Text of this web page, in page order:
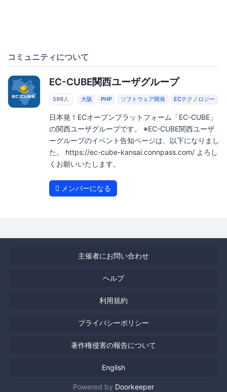
コミュニティについて
EC-CUBE関西ユーザグループ
599人 大阪 PHP ソフトウェア開発 ECテクノロジー
日本発！ECオープンプラットフォーム「EC-CUBE」
の関西ユーザグループです。 ※EC-CUBE関西ユーザ
ーグループのイベント告知ページは、以下になりまし
た。 https://ec-cube-kansai.connpass.com/ よろし
くお願いいたします。
メンバーになる
主催者にお問い合わせ
ヘルプ
利用規約
プライバシーポリシー
著作権侵害の報告について
English
Powered by Doorkeeper